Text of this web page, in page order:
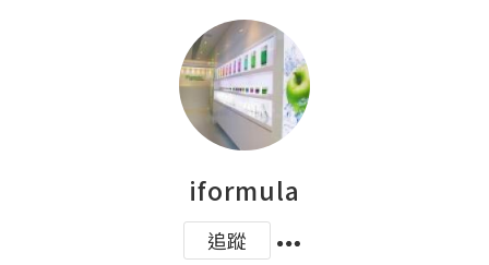
iformula
追蹤